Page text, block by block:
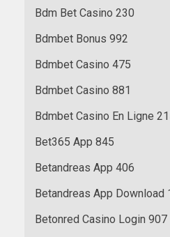
Bdm Bet Casino 230
Bdmbet Bonus 992
Bdmbet Casino 475
Bdmbet Casino 881
Bdmbet Casino En Ligne
Bet365 App 845
Betandreas App 406
Betandreas App Download
Betonred Casino Login 907